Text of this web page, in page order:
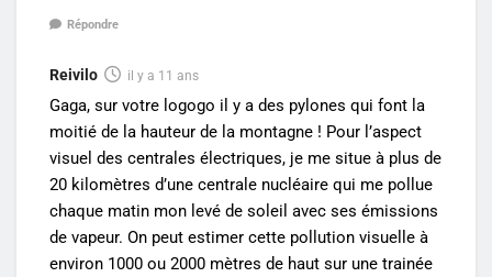
Répondre
Reivilo il y a 11 ans
Gaga, sur votre logogo il y a des pylones qui font la
moitié de la hauteur de la montagne ! Pour l’aspect
visuel des centrales électriques, je me situe à plus de
20 kilomètres d’une centrale nucléaire qui me pollue
chaque matin mon levé de soleil avec ses émissions
de vapeur. On peut estimer cette pollution visuelle à
environ 1000 ou 2000 mètres de haut sur une trainée